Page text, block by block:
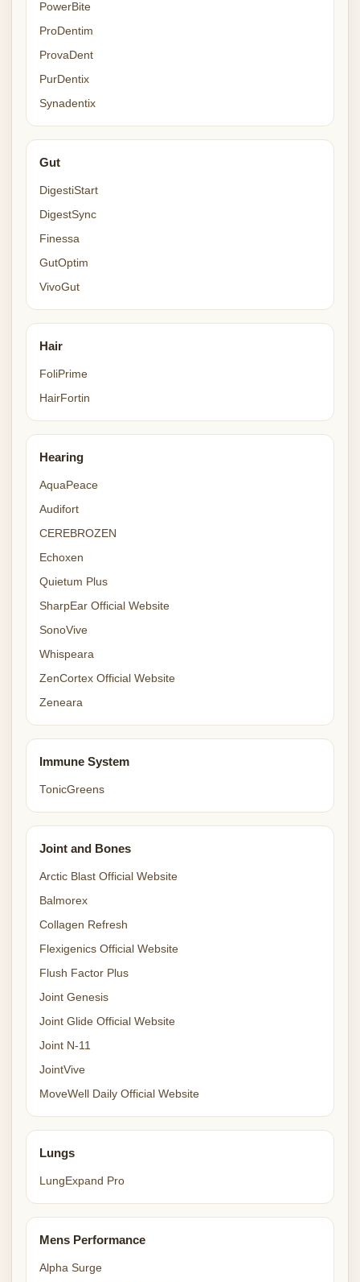
PowerBite
ProDentim
ProvaDent
PurDentix
Synadentix
Gut
DigestiStart
DigestSync
Finessa
GutOptim
VivoGut
Hair
FoliPrime
HairFortin
Hearing
AquaPeace
Audifort
CEREBROZEN
Echoxen
Quietum Plus
SharpEar Official Website
SonoVive
Whispeara
ZenCortex Official Website
Zeneara
Immune System
TonicGreens
Joint and Bones
Arctic Blast Official Website
Balmorex
Collagen Refresh
Flexigenics Official Website
Flush Factor Plus
Joint Genesis
Joint Glide Official Website
Joint N-11
JointVive
MoveWell Daily Official Website
Lungs
LungExpand Pro
Mens Performance
Alpha Surge